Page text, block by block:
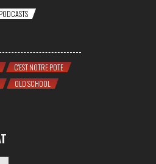
C'EST NOTRE POTE
OLD SCHOOL